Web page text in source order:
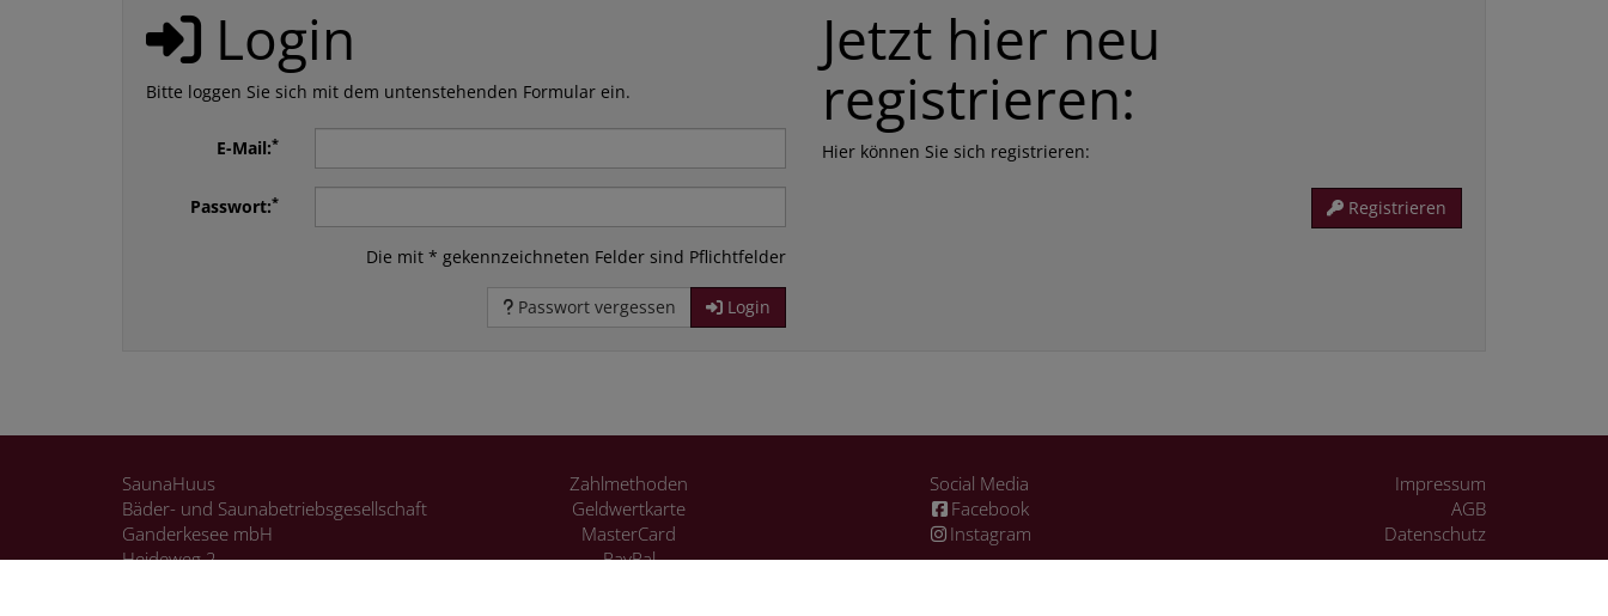
Login
Bitte loggen Sie sich mit dem untenstehenden Formular ein.
E-Mail:*
Passwort:*
Die mit * gekennzeichneten Felder sind Pflichtfelder
Passwort vergessen Login
Jetzt hier neu
registrieren:
Hier können Sie sich registrieren:
Registrieren
SaunaHuus
Bäder- und Saunabetriebsgesellschaft
Ganderkesee mbH
Heideweg 2
Zahlmethoden
Geldwertkarte
MasterCard
PayPal
Social Media
Facebook
Instagram
Impressum
AGB
Datenschutz